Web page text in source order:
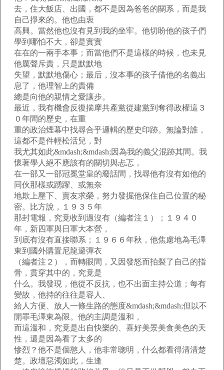
去，住大飯店、出國，都不是因為爸爸的關系，而是我
自己掙來的。他也由衷
高興。當然他也沒有見到我的坐牢。他切盼他的孩子們
學到哪怕不大，卻是實實
在在的一兩手本事；而當他們不是這樣的時候，也未見
他厲聲斥責，只是默默地
失望，默默地傷心；最后，沒本事的孩子借他的名義出
息了，他理智上的責備
總是向他的親情之愛讓步。
最近，我有機會反復揣摩共產黨從建黨到奪得政權這３
０年間的歷史，在重
重的政治煙幕中找尋合乎邏輯的歷史印跡。無論對誰，
這都不是件輕松活兒，對
我尤其如此&mdash;&mdash;因為我的義父混跡其間。我
懷著學人絕不應該有的關切與忐忑，
在一部又一部冠冕堂皇的廢話間，找尋他有沒有如他的
同伙那樣或踴躍、或無奈
地欺上壓下、賣友求榮，努力發掘他保住自己位置的秘
密。比方說，１９３５年
那封電報，究竟收到過沒有（編者注１）；１９４０
年，新四軍與日軍大本營，
到底有沒有直接聯系；１９６６年秋，他焦慮地為毛澤
東到國外購置尼龍避彈衣
（編者注２），而轉眼間，又因發怒而拍裂了自己的指
骨，貫穿其中的，究竟是
什么。我發現，他從不反抗，也不出面主持公道；每有
變故，他持的往往是容人、
給人方便、放人一條生路的態度&mdash;&mdash;但以不
開罪毛澤東為限。他的主調是溫和，
而這溫和，究竟是出自快樂的、喜好美景美食美色的天
性，還是因為看了太多的
慘烈？他不是個憨人，他非常聰明，什么都看得清清楚
楚。政壇惡濁如此，生逢